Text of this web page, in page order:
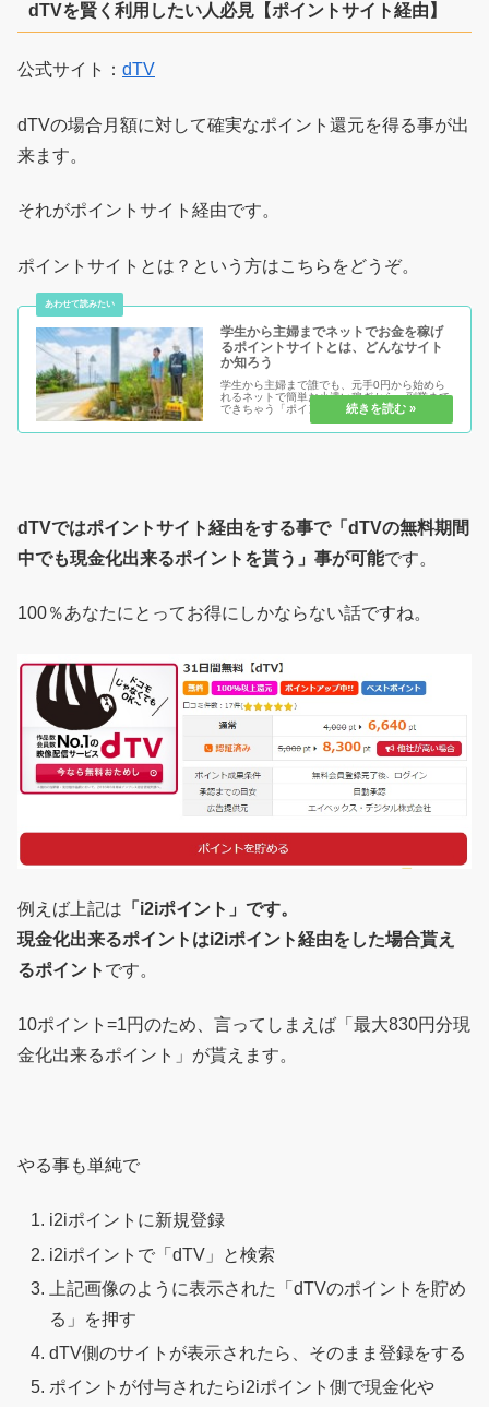
dTVを賢く利用したい人必見【ポイントサイト経由】
公式サイト： dTV
dTVの場合月額に対して確実なポイント還元を得る事が出
来ます。
それがポイントサイト経由です。
ポイントサイトとは？という方はこちらをどうぞ。
学生から主婦までネットでお金を稼げ
るポイントサイトとは、どんなサイト
か知ろう
学生から主婦まで誰でも、元手0円から始めら
れるネットで簡単お小遣い稼ぎから、副業まで
できちゃう「ポイントサイト」または「お小遣
いサイト」とは！何をするにも、知る事が大事
です。知らないからこそ、不安があり、始める
dTVではポイントサイト経由をする事で「dTVの無料期間
中でも現金化出来るポイントを貰う」事が可能です。
100％あなたにとってお得にしかならない話ですね。
例えば上記は 「i2iポイント」です。
現金化出来るポイントはi2iポイント経由をした場合貰え
るポイント です。
10ポイント=1円のため、言ってしまえば「最大830円分現
金化出来るポイント」が貰えます。
やる事も単純で
i2iポイントに新規登録
i2iポイントで「dTV」と検索
上記画像のように表示された「dTVのポイントを貯め
る」を押す
dTV側のサイトが表示されたら、そのまま登録をする
ポイントが付与されたらi2iポイント側で現金化や